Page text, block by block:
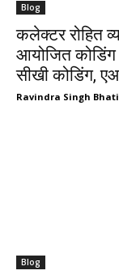
Blog
कलेक्टर रोहित
आयोजित कोडिंग
सीखी कोडिंग,
Ravindra Singh
Blog